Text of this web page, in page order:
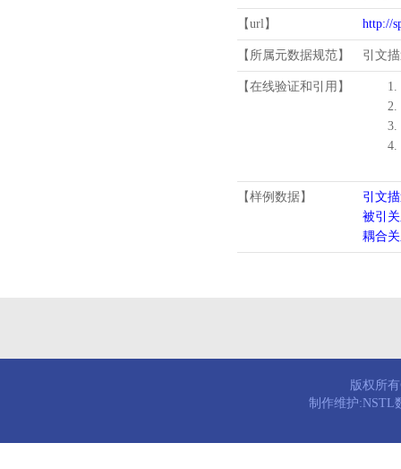
【url】 http://
【所属元数据规范】 引文
【在线验证和引用】
1.
2.
3.
4.
【样例数据】
引文
被引
耦合
版权所
制作维护:NSTL